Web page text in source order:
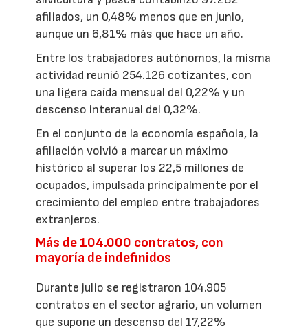
afiliados, un 0,48% menos que en junio,
aunque un 6,81% más que hace un año.
Entre los trabajadores autónomos, la misma
actividad reunió 254.126 cotizantes, con
una ligera caída mensual del 0,22% y un
descenso interanual del 0,32%.
En el conjunto de la economía española, la
afiliación volvió a marcar un máximo
histórico al superar los 22,5 millones de
ocupados, impulsada principalmente por el
crecimiento del empleo entre trabajadores
extranjeros.
Más de 104.000 contratos, con
mayoría de indefinidos
Durante julio se registraron 104.905
contratos en el sector agrario, un volumen
que supone un descenso del 17,22%